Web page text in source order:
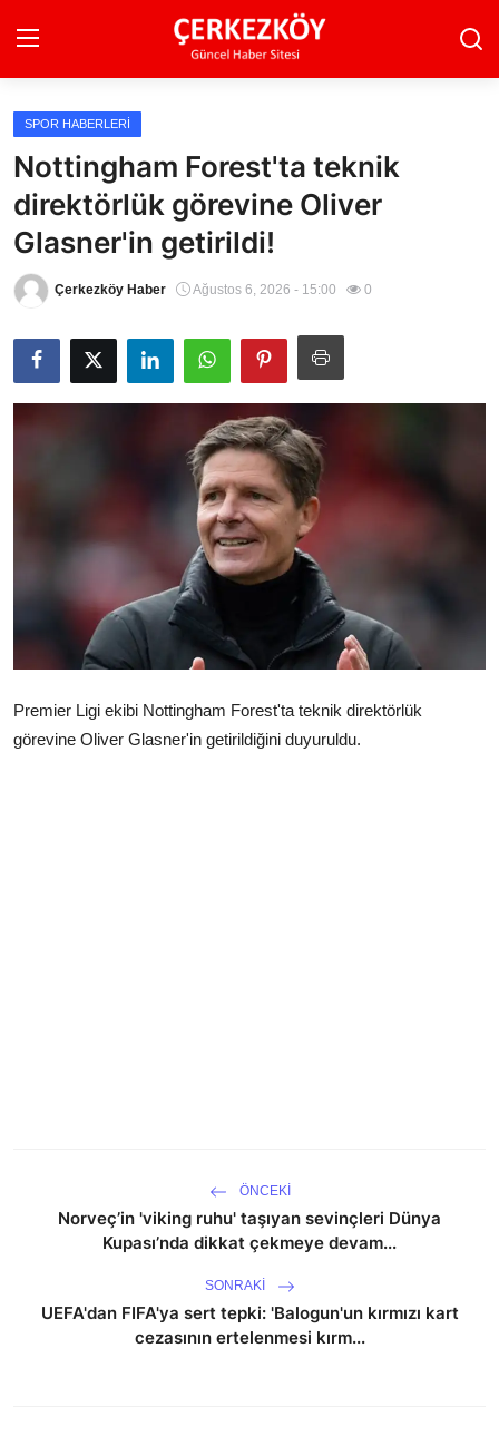
Ana Sayfa
Son Dakika
Ekonomi Haberleri
Magazin Haberleri
Spor Haberleri
SPOR HABERLERI
Nottingham Forest'ta teknik
direktörlük görevine Oliver
Glasner'in getirildi!
Çerkezköy Haber Ağustos 6, 2026 - 15:00 0
Premier Ligi ekibi Nottingham Forest'ta teknik direktörlük
görevine Oliver Glasner'in getirildiğini duyuruldu.
ÖNCEKI
Norveç’in 'viking ruhu' taşıyan sevinçleri Dünya
Kupası’nda dikkat çekmeye devam...
SONRAKI
UEFA'dan FIFA'ya sert tepki: 'Balogun'un kırmızı kart
cezasının ertelenmesi kırm...